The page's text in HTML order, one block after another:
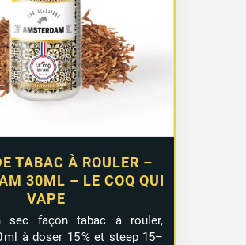
TABAC À ROULER –
30ML – LE COQ QUI
VAPE
sec façon tabac à rouler,
ml à doser 15 % et steep 15–